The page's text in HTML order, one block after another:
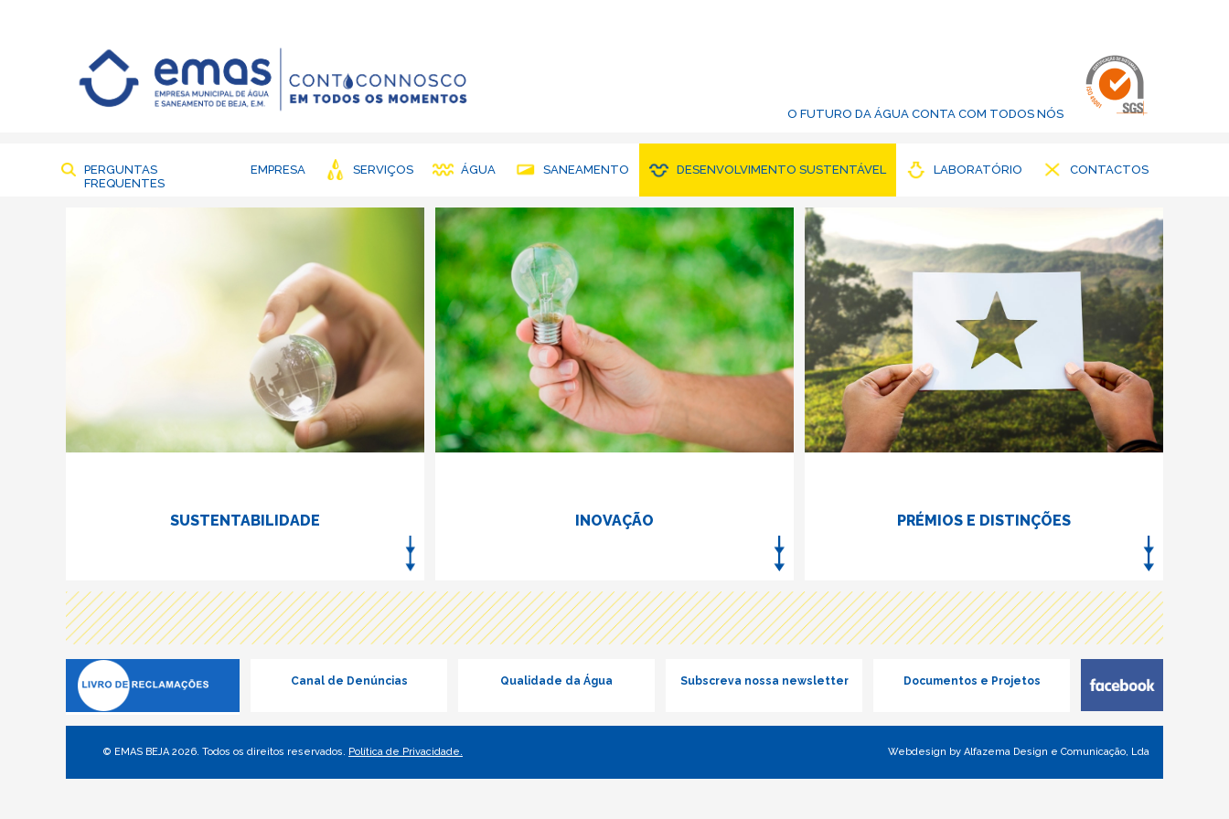
O FUTURO DA ÁGUA CONTA COM TODOS NÓS
PERGUNTAS
FREQUENTES
EMPRESA SERVIÇOS ÁGUA SANEAMENTO DESENVOLVIMENTO SUSTENTÁVEL LABORATÓRIO CONTACTOS
SUSTENTABILIDADE INOVAÇÃO PRÉMIOS E DISTINÇÕES
Canal de Denúncias Qualidade da Água Subscreva nossa newsletter Documentos e Projetos
© EMAS BEJA 2026. Todos os direitos reservados. Política de Privacidade. Webdesign by Alfazema Design e Comunicação, Lda